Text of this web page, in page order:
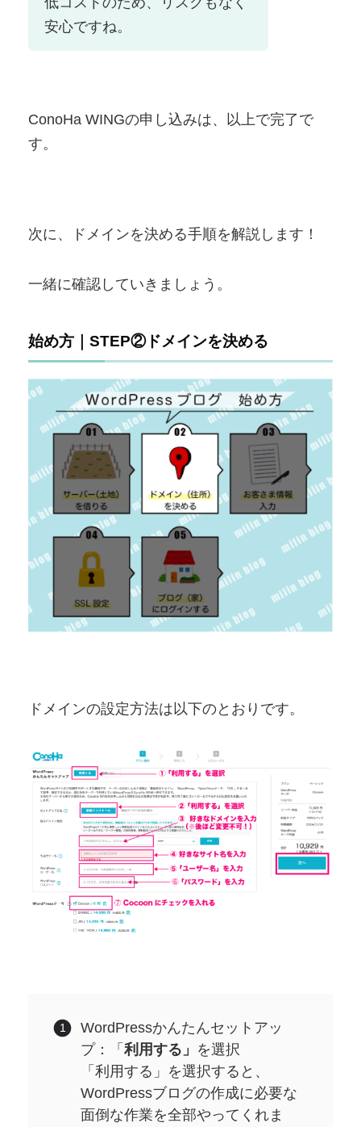
安心ですね。
ConoHa WINGの申し込みは、以上で完了で
す。
次に、ドメインを決める手順を解説します！
一緒に確認していきましょう。
始め方｜STEP②ドメインを決める
ドメインの設定方法は以下のとおりです。
WordPressかんたんセットアッ
プ：「 利用する」 を選択
「利用する」を選択すると、
WordPressブログの作成に必要な
面倒な作業を全部やってくれま